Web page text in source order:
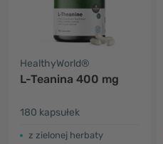
HealthyWorld®
L-Teanina 400 mg
180 kapsułek
z zielonej herbaty